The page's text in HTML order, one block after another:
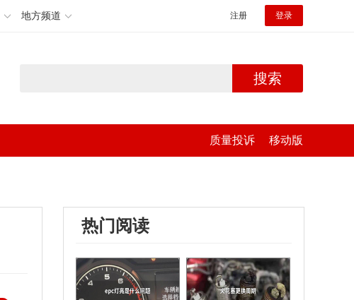
地方频道 注册 登录
搜索
质量投诉 移动版
热门阅读